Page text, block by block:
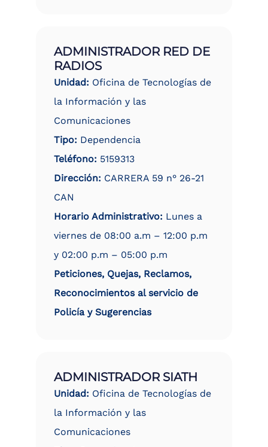
ADMINISTRADOR RED DE
RADIOS
Unidad: Oficina de Tecnologías de
la Información y las
Comunicaciones
Tipo: Dependencia
Teléfono: 5159313
Dirección: CARRERA 59 n° 26-21
CAN
Horario Administrativo: Lunes a
viernes de 08:00 a.m – 12:00 p.m
y 02:00 p.m – 05:00 p.m
Peticiones, Quejas, Reclamos,
Reconocimientos al servicio de
Policía y Sugerencias
ADMINISTRADOR SIATH
Unidad: Oficina de Tecnologías de
la Información y las
Comunicaciones